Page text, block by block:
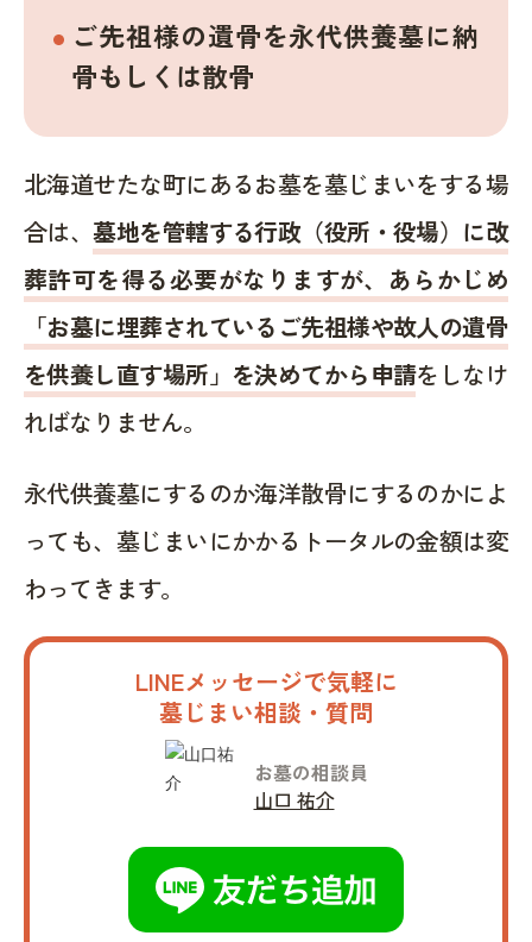
ご先祖様の遺骨を永代供養墓に納
骨もしくは散骨
北海道せたな町にあるお墓を墓じまいをする場
合は、墓地を管轄する行政（役所・役場）に改
葬許可を得る必要がなりますが、あらかじめ
「お墓に埋葬されているご先祖様や故人の遺骨
を供養し直す場所」を決めてから申請をしなけ
ればなりません。
永代供養墓にするのか海洋散骨にするのかによ
っても、墓じまいにかかるトータルの金額は変
わってきます。
LINEメッセージで気軽に
墓じまい相談・質問
お墓の相談員
山口 祐介